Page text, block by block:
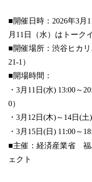
■開催日時：2026年3
月11日（水）はトーク
■開催場所：渋谷ヒカ
21-1）
■開場時間：
・3月11日(水) 13:00～
0）
・3月12日(木)～14日(
・3月15日(日) 11:00～
■主催：経済産業省
ェクト